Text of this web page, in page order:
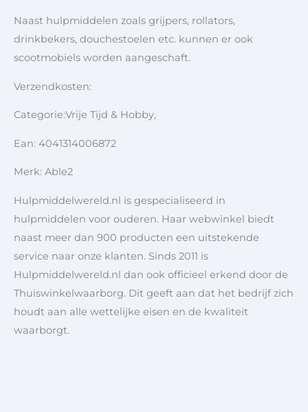
Naast hulpmiddelen zoals grijpers, rollators,
drinkbekers, douchestoelen etc. kunnen er ook
scootmobiels worden aangeschaft.
Verzendkosten:
Categorie:Vrije Tijd & Hobby,
Ean: 4041314006872
Merk: Able2
Hulpmiddelwereld.nl is gespecialiseerd in
hulpmiddelen voor ouderen. Haar webwinkel biedt
naast meer dan 900 producten een uitstekende
service naar onze klanten. Sinds 2011 is
Hulpmiddelwereld.nl dan ook officieel erkend door de
Thuiswinkelwaarborg. Dit geeft aan dat het bedrijf zich
houdt aan alle wettelijke eisen en de kwaliteit
waarborgt.